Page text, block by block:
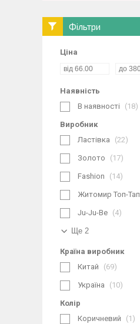
Фільтри
Ціна
Наявність
В наявності
18
Виробник
Ластівка
22
Золото 17
Fashion 14
Житомир Топ-Тап
Ju-Ju-Be 4
Ще 2
Країна виробник
Китай
69
Україна 10
Колір
Коричневий
1